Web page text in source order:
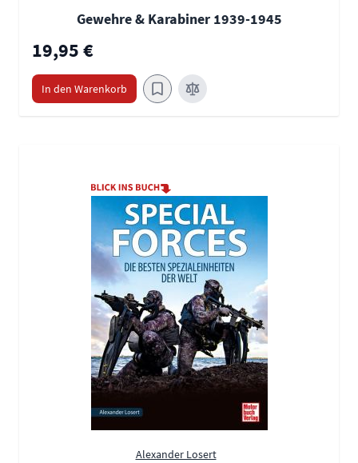
Gewehre & Karabiner 1939-1945
19,95 €
In den Warenkorb
Alexander Losert